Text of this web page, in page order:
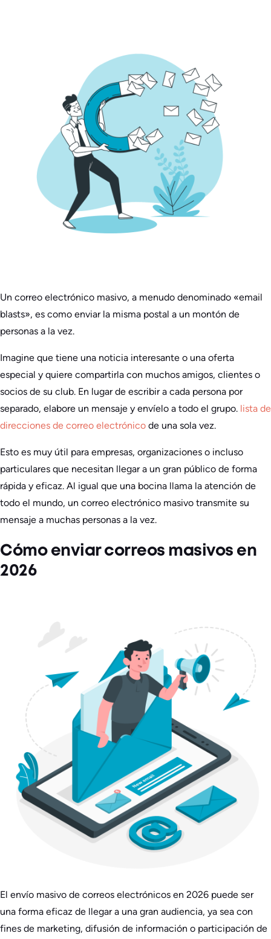
Un correo electrónico masivo, a menudo denominado «email
blasts», es como enviar la misma postal a un montón de
personas a la vez.
Imagine que tiene una noticia interesante o una oferta
especial y quiere compartirla con muchos amigos, clientes o
socios de su club. En lugar de escribir a cada persona por
separado, elabore un mensaje y envíelo a todo el grupo. lista de
direcciones de correo electrónico de una sola vez.
Esto es muy útil para empresas, organizaciones o incluso
particulares que necesitan llegar a un gran público de forma
rápida y eficaz. Al igual que una bocina llama la atención de
todo el mundo, un correo electrónico masivo transmite su
mensaje a muchas personas a la vez.
Cómo enviar correos masivos en
2026
El envío masivo de correos electrónicos en 2026 puede ser
una forma eficaz de llegar a una gran audiencia, ya sea con
fines de marketing, difusión de información o participación de